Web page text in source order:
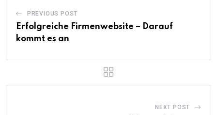
PREVIOUS POST
Erfolgreiche Firmenwebsite – Darauf
kommt es an
NEXT POST